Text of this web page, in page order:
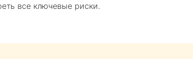
все ключевые риски.